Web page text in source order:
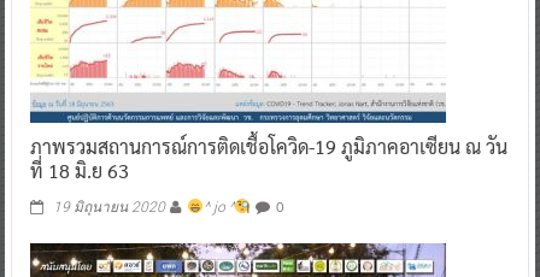
ภาพรวมสถานการณ์การติดเชื้อโควิด-19 ภูมิภาคอาเซียน ณ วัน
ที่ 18 มิ.ย 63
19 มิถุนายน 2020 ^ jo ^ 0